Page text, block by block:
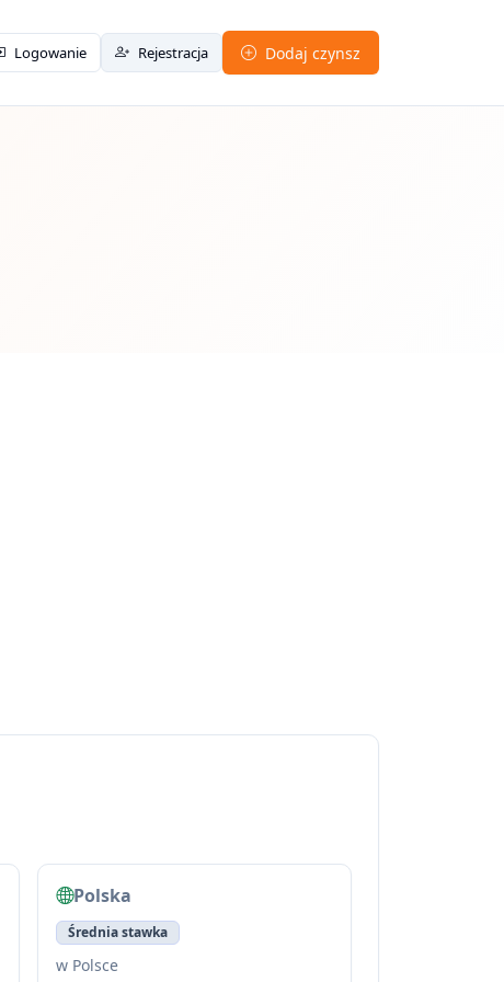
Logowanie Rejestracja Dodaj czynsz
Polska
Średnia stawka
w Polsce